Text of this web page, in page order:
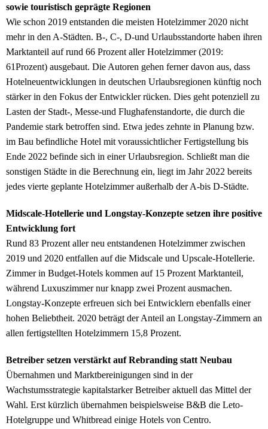
sowie touristisch geprägte Regionen
Wie schon 2019 entstanden die meisten Hotelzimmer 2020 nicht
mehr in den A-Städten. B-, C-, D-und Urlaubsstandorte haben ihren
Marktanteil auf rund 66 Prozent aller Hotelzimmer (2019:
61Prozent) ausgebaut. Die Autoren gehen ferner davon aus, dass
Hotelneuentwicklungen in deutschen Urlaubsregionen künftig noch
stärker in den Fokus der Entwickler rücken. Dies geht potenziell zu
Lasten der Stadt-, Messe-und Flughafenstandorte, die durch die
Pandemie stark betroffen sind. Etwa jedes zehnte in Planung bzw.
im Bau befindliche Hotel mit voraussichtlicher Fertigstellung bis
Ende 2022 befinde sich in einer Urlaubsregion. Schließt man die
sonstigen Städte in die Berechnung ein, liegt im Jahr 2022 bereits
jedes vierte geplante Hotelzimmer außerhalb der A-bis D-Städte.
Midscale-Hotellerie und Longstay-Konzepte setzen ihre positive
Entwicklung fort
Rund 83 Prozent aller neu entstandenen Hotelzimmer zwischen
2019 und 2020 entfallen auf die Midscale und Upscale-Hotellerie.
Zimmer in Budget-Hotels kommen auf 15 Prozent Marktanteil,
während Luxuszimmer nur knapp zwei Prozent ausmachen.
Longstay-Konzepte erfreuen sich bei Entwicklern ebenfalls einer
hohen Beliebtheit. 2020 beträgt der Anteil an Longstay-Zimmern an
allen fertigstellten Hotelzimmern 15,8 Prozent.
Betreiber setzen verstärkt auf Rebranding statt Neubau
Übernahmen und Marktbereinigungen sind in der
Wachstumsstrategie kapitalstarker Betreiber aktuell das Mittel der
Wahl. Erst kürzlich übernahmen beispielsweise B&B die Leto-
Hotelgruppe und Whitbread einige Hotels von Centro.